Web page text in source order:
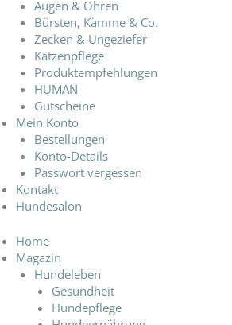
Augen & Ohren
Bürsten, Kämme & Co.
Zecken & Ungeziefer
Katzenpflege
Produktempfehlungen
HUMAN
Gutscheine
Mein Konto
Bestellungen
Konto-Details
Passwort vergessen
Kontakt
Hundesalon
Home
Magazin
Hundeleben
Gesundheit
Hundepflege